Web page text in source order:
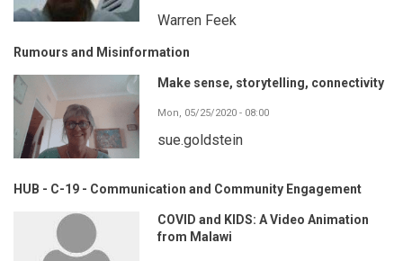
Warren Feek
Rumours and Misinformation
Make sense, storytelling, connectivity
Mon, 05/25/2020 - 08:00
sue.goldstein
HUB - C-19 - Communication and Community Engagement
COVID and KIDS: A Video Animation
from Malawi